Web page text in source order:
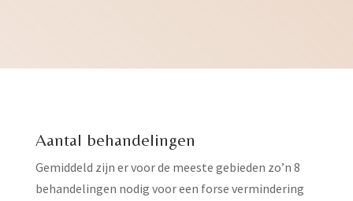
Aantal behandelingen
Gemiddeld zijn er voor de meeste gebieden zo’n 8
behandelingen nodig voor een forse vermindering